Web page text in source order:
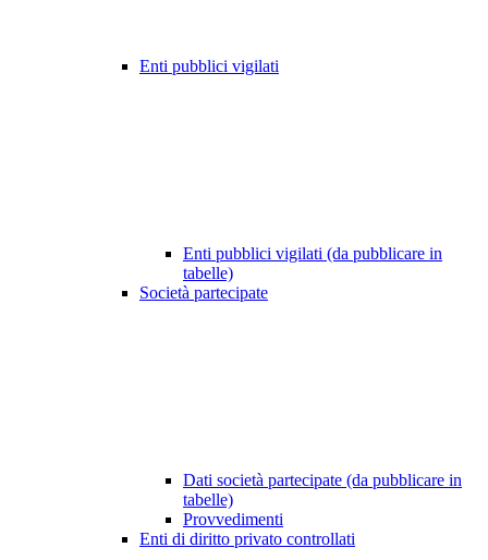
Enti pubblici vigilati
Enti pubblici vigilati (da pubblicare in
tabelle)
Società partecipate
Dati società partecipate (da pubblicare in
tabelle)
Provvedimenti
Enti di diritto privato controllati